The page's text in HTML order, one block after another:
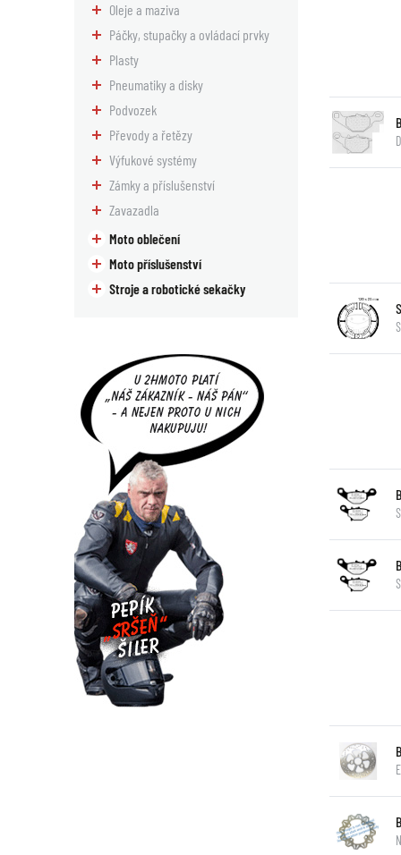
Oleje a maziva
Páčky, stupačky a ovládací prvky
Plasty
Pneumatiky a disky
Podvozek
Převody a řetězy
Výfukové systémy
Zámky a příslušenství
Zavazadla
Moto oblečení
Moto příslušenství
Stroje a robotické sekačky